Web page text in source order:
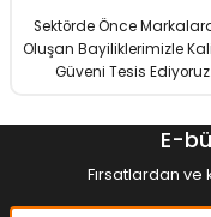
Sektörde Önce
Oluşan Bayiliklerimizle
Güveni Tesis Ediyoruz.
E-
Fırsatlardan